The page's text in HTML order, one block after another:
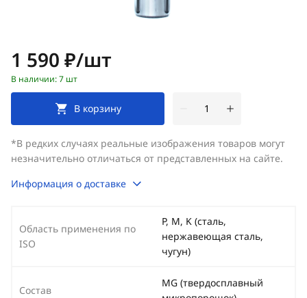
Цена:
1 590 ₽/шт
В наличии: 7 шт
В корзину
*В редких случаях реальные изображения товаров могут
незначительно отличаться от представленных на сайте.
Информация о доставке
Область применения по
ISO
P, M, K (сталь,
нержавеющая сталь,
чугун)
Состав
MG (твердосплавный